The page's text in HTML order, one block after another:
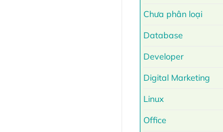
Chưa phân loại
Database
Developer
Digital Marketing
Linux
Office